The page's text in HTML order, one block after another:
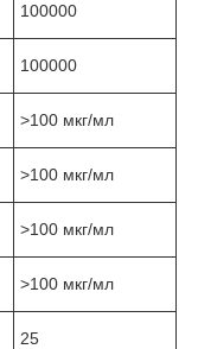
100000
100000
˃100 мкг/мл
˃100 мкг/мл
˃100 мкг/мл
˃100 мкг/мл
25